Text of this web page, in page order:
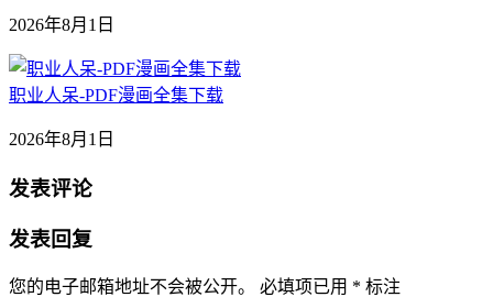
2026年8月1日
职业人呆-PDF漫画全集下载
2026年8月1日
发表评论
发表回复
您的电子邮箱地址不会被公开。 必填项已用 * 标注